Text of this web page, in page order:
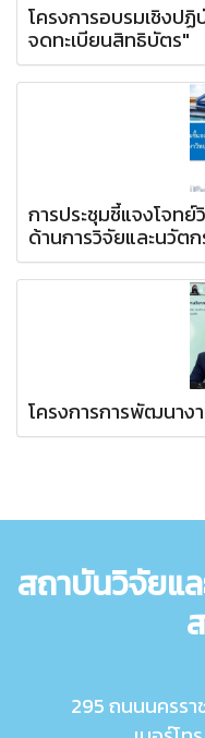
โครงการอบรมเชิงป
จดทะเบียนสิทธิบัตร"
การประชุมชี้แจงโจท
ด้านการวิจัยและนวัต
โครงการการพัฒนาง
สถาบันวิจัยแ
295 ถนนนครร